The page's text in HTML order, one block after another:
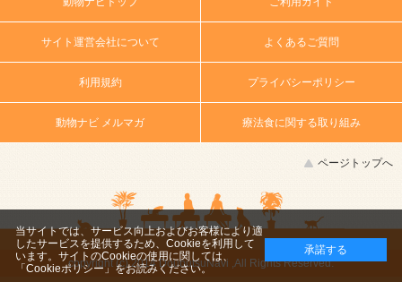
サイト運営会社について よくあるご質問
利用規約 プライバシーポリシー
動物ナビ メルマガ 療法食に関する取り組み
ページトップへ
copyright (c) 2014 DoubutsuNavi ,All Rights Reserved.
当サイトでは、サービス向上およびお客様により適
したサービスを提供するため、Cookieを利用して
います。サイトのCookieの使用に関しては、
「Cookieポリシー」 をお読みください。
承諾する